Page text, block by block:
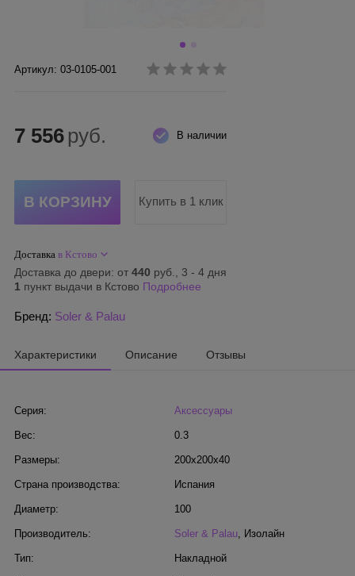
Артикул: 03-0105-001
В наличии
7 556 руб.
Купить в 1 клик
Доставка в Кстово
Доставка до двери: от 440 руб., 3 - 4 дня
1 пункт выдачи в Кстово Подробнее
Бренд: Soler & Palau
Характеристики Описание Отзывы
Серия: Аксессуары
Вес: 0.3
Размеры: 200x200x40
Страна производства: Испания
Диаметр: 100
Производитель: Soler & Palau, Изолайн
Тип: Накладной